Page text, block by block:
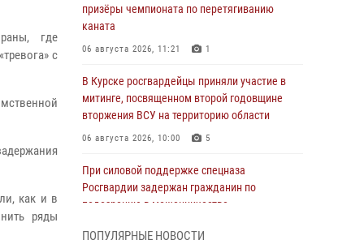
где
с
как и в
ряды
призёры чемпионата по перетягиванию
каната
06 августа 2026, 11:21 1
В Курске росгвардейцы приняли участие в
митинге, посвященном второй годовщине
вторжения ВСУ на территорию области
06 августа 2026, 10:00 5
При силовой поддержке спецназа
Росгвардии задержан гражданин по
подозрению в мошенничестве
ПОПУЛЯРНЫЕ НОВОСТИ